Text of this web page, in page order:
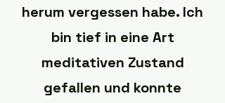
herum vergessen habe. Ich
bin tief in eine Art
meditativen Zustand
gefallen und konnte